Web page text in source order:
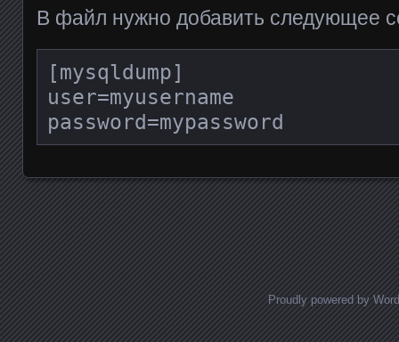
В файл нужно добавить следующее
[mysqldump]
user=myusername
password=mypassword
Proudly powered by